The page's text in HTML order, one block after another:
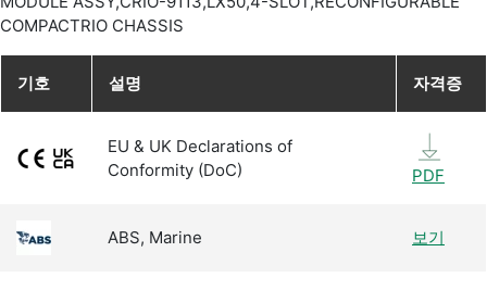
COMPACTRIO CHASSIS
기호 설명 자격증
EU & UK Declarations of
Conformity (DoC)
PDF
ABS, Marine 보기